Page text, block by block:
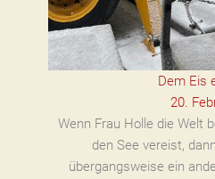
Dem Eis
20.
Wenn Frau Holle die Welt
den See vereist,
übergangsweise ein